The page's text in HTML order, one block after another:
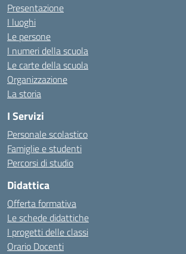
Presentazione
I luoghi
Le persone
I numeri della scuola
Le carte della scuola
Organizzazione
La storia
I Servizi
Personale scolastico
Famiglie e studenti
Percorsi di studio
Didattica
Offerta formativa
Le schede didattiche
I progetti delle classi
Orario Docenti